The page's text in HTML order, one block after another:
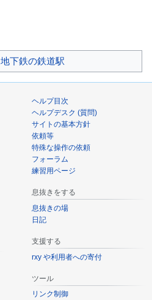
地下鉄の鉄道駅
ヘルプ目次
ヘルプデスク (質問)
サイトの基本方針
依頼等
特殊な操作の依頼
フォーラム
練習用ページ
息抜きをする
息抜きの場
日記
支援する
rxy や利用者への寄付
ツール
リンク制御